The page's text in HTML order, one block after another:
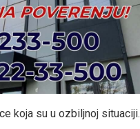
koja su u ozbiljnoj situaciji.